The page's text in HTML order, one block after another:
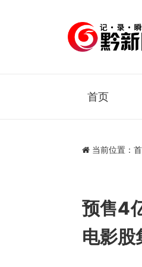
首页
当前位置：
预售4
电影股